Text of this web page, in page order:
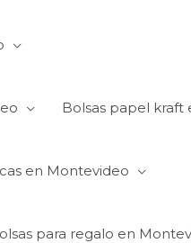
Bolsas papel kraft
en Montevideo
para regalo en